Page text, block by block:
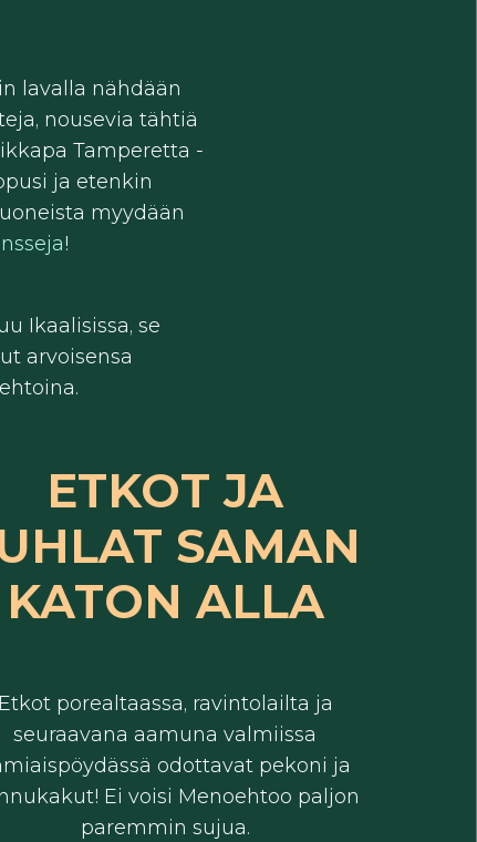
lavalla nähdään
nousevia tähtiä
Tamperetta -
ja etenkin
myydään
!
Ikaalisissa, se
arvoisensa
ETKOT JA
SAMAN
KATON ALLA
Etkot porealtaassa, ravintolailta ja
seuraavana aamuna valmiissa
odottavat pekoni ja
Ei voisi Menoehtoo paljon
paremmin sujua.